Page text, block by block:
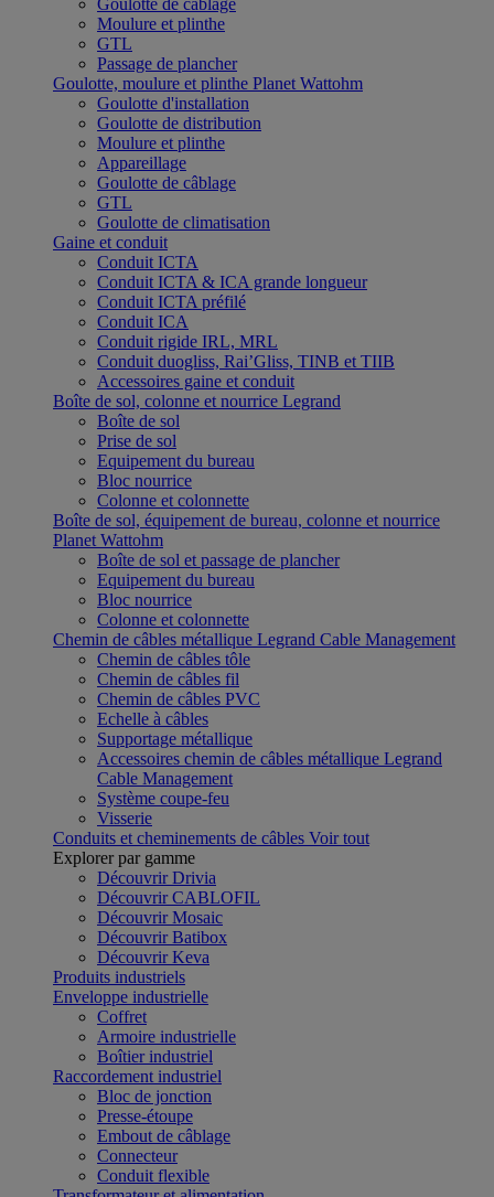
Goulotte de câblage
Moulure et plinthe
GTL
Passage de plancher
Goulotte, moulure et plinthe Planet Wattohm
Goulotte d'installation
Goulotte de distribution
Moulure et plinthe
Appareillage
Goulotte de câblage
GTL
Goulotte de climatisation
Gaine et conduit
Conduit ICTA
Conduit ICTA & ICA grande longueur
Conduit ICTA préfilé
Conduit ICA
Conduit rigide IRL, MRL
Conduit duogliss, Rai’Gliss, TINB et TIIB
Accessoires gaine et conduit
Boîte de sol, colonne et nourrice Legrand
Boîte de sol
Prise de sol
Equipement du bureau
Bloc nourrice
Colonne et colonnette
Boîte de sol, équipement de bureau, colonne et nourrice
Planet Wattohm
Boîte de sol et passage de plancher
Equipement du bureau
Bloc nourrice
Colonne et colonnette
Chemin de câbles métallique Legrand Cable Management
Chemin de câbles tôle
Chemin de câbles fil
Chemin de câbles PVC
Echelle à câbles
Supportage métallique
Accessoires chemin de câbles métallique Legrand
Cable Management
Système coupe-feu
Visserie
Conduits et cheminements de câbles Voir tout
Explorer par gamme
Découvrir Drivia
Découvrir CABLOFIL
Découvrir Mosaic
Découvrir Batibox
Découvrir Keva
Produits industriels
Enveloppe industrielle
Coffret
Armoire industrielle
Boîtier industriel
Raccordement industriel
Bloc de jonction
Presse-étoupe
Embout de câblage
Connecteur
Conduit flexible